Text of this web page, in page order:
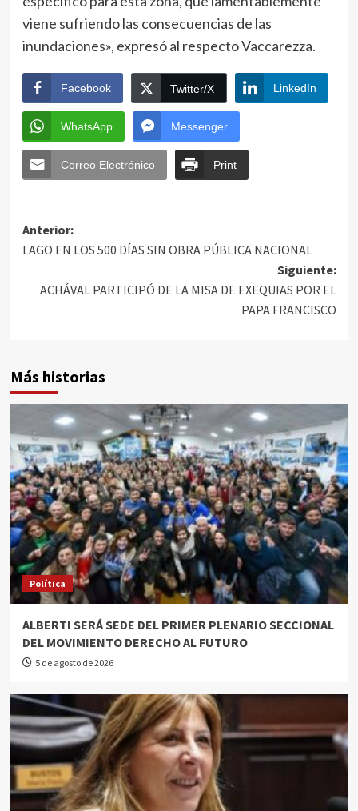
viene sufriendo las consecuencias de las
inundaciones», expresó al respecto Vaccarezza.
Facebook Twitter/X LinkedIn
WhatsApp Messenger
Correo Electrónico Print
Anterior:
LAGO EN LOS 500 DÍAS SIN OBRA PÚBLICA NACIONAL
Siguiente:
ACHÁVAL PARTICIPÓ DE LA MISA DE EXEQUIAS POR EL
PAPA FRANCISCO
Más historias
Política
ALBERTI SERÁ SEDE DEL PRIMER PLENARIO SECCIONAL
DEL MOVIMIENTO DERECHO AL FUTURO
5 de agosto de 2026